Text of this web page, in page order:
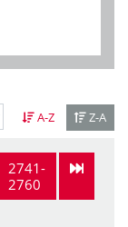
A-Z Z-A
2741-
2760